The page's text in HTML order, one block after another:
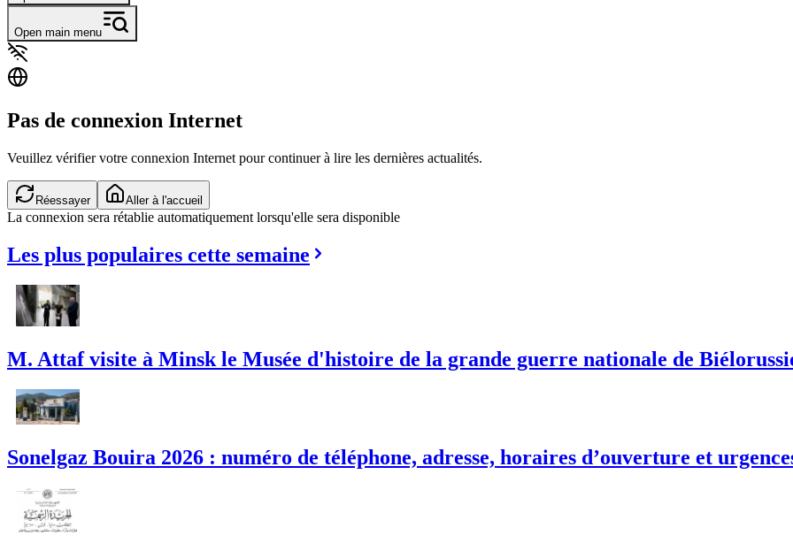
Open main menu
Pas de connexion Internet
Veuillez vérifier votre connexion Internet pour continuer à lire les dernières actualités.
Réessayer Aller à l'accueil
La connexion sera rétablie automatiquement lorsqu'elle sera disponible
Les plus populaires cette semaine
M. Attaf visite à Minsk le Musée d'histoire de la grande guerre nationale de
Sonelgaz Bouira 2026 : numéro de téléphone, adresse, horaires d’ouverture et